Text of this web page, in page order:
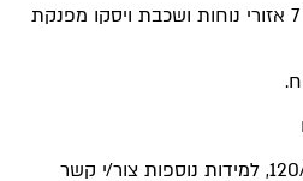
בשילוב מזרן Legend בעל 7 אזורי נוחות ושכבת ויסקו מפנקת